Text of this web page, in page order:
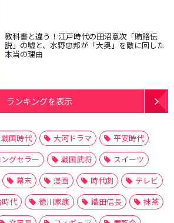
教科書と違う！江戸時代の田沼意次「賄賂伝
説」の嘘と、水野忠邦が「大奥」を敵に回した
本当の理由
ランキングを表示
戦国時代 大河ドラマ
平安時代
グセラー 戦国武将
スイーツ
幕末 漫画 時代劇
テレビ
代 徳川家康 織田信長
抹茶